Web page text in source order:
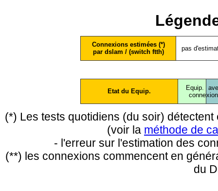
Connexions estimées (*)
par dslam / (switch ftth)
pas
Etat du Equip.
Equip.
conne
(*) Les tests quotidiens (du soir)
(voir la méthode de
- l'erreur sur l'estimation des
(**) les connexions commencent en
du